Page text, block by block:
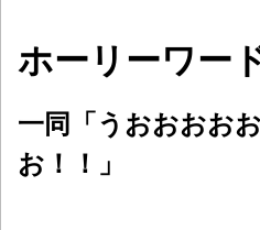
ホーリーワー
一同「うおおおお
お！！」